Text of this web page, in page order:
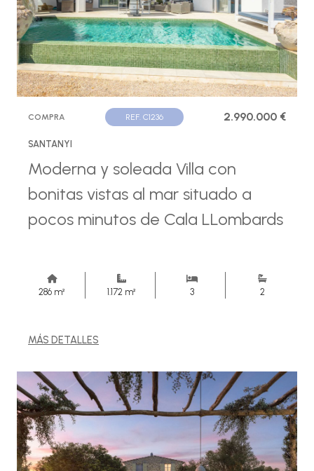
COMPRA REF. C1236 2.990.000 €
SANTANYI
Moderna y soleada Villa con
bonitas vistas al mar situado a
pocos minutos de Cala LLombards
286 m² 1.172 m² 3 2
MÁS DETALLES